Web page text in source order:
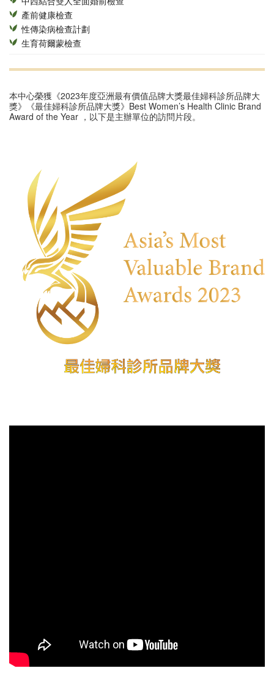
產前健康檢查
性傳染病檢查計劃
生育荷爾蒙檢查
本中心榮獲《2023年度亞洲最有價值品牌大獎最佳婦科診所品牌大
獎》《最佳婦科診所品牌大獎》Best Women’s Health Clinic Brand
Award of the Year ，以下是主辦單位的訪問片段。